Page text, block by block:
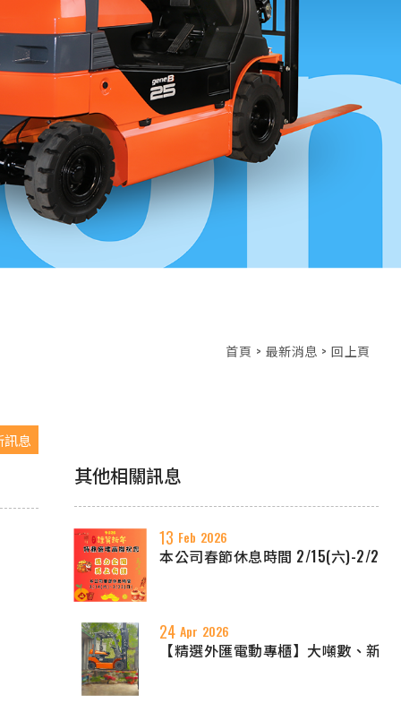
首頁 > 最新消息 > 回上頁
訊息
其他相關訊息
13 Feb 2026
本公司春節休息時間 2/15(六)-2/22(
24 Apr 2026
【精選外匯電動專櫃】大噸數、新